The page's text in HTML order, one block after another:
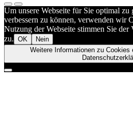
Um unsere Webseite für Sie optimal zu
verbessern zu können, verwenden wir
Nutzung der Webseite stimmen Sie
zu. OK
Nein
Weitere Informationen zu Cookies